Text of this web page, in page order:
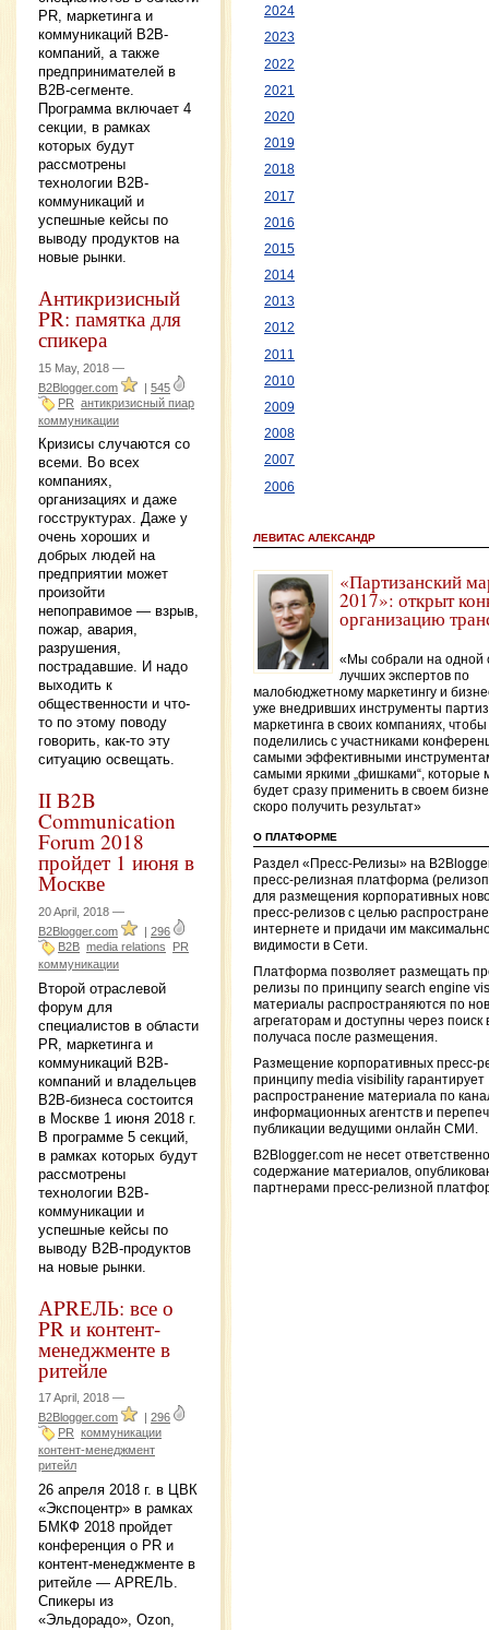
PR, маркетинга и
коммуникаций B2B-
компаний, а также
предпринимателей в
B2B-сегменте.
Программа включает 4
секции, в рамках
которых будут
рассмотрены
технологии B2B-
коммуникаций и
успешные кейсы по
выводу продуктов на
новые рынки.
Антикризисный
PR: памятка для
спикера
15 May, 2018 —
B2Blogger.com
| 545
PR антикризисный пиар
коммуникации
Кризисы случаются со
всеми. Во всех
компаниях,
организациях и даже
госструктурах. Даже у
очень хороших и
добрых людей на
предприятии может
произойти
непоправимое — взрыв,
пожар, авария,
разрушения,
пострадавшие. И надо
выходить к
общественности и что-
то по этому поводу
говорить, как-то эту
ситуацию освещать.
II B2B
Communication
Forum 2018
пройдет 1 июня в
Москве
20 April, 2018 —
B2Blogger.com
| 296
B2B media relations
PR
коммуникации
Второй отраслевой
форум для
специалистов в области
PR, маркетинга и
коммуникаций B2B-
компаний и владельцев
B2B-бизнеса состоится
в Москве 1 июня 2018 г.
В программе 5 секций,
в рамках которых будут
рассмотрены
технологии B2B-
коммуникации и
успешные кейсы по
выводу B2B-продуктов
на новые рынки.
АPRЕЛЬ: все о
PR и контент-
менеджменте в
ритейле
17 April, 2018 —
B2Blogger.com
296
PR коммуникации
контент-менеджмент
ритейл
26 апреля 2018 г. в ЦВК
«Экспоцентр» в рамках
БМКФ 2018 пройдет
конференция о PR и
контент-менеджменте в
ритейле — АPRЕЛЬ.
Спикеры из
«Эльдорадо», Ozon,
2024
2023
2022
2021
2020
2019
2018
2017
2016
2015
2014
2013
2012
2011
2010
2009
2008
2007
2006
ЛЕВИТАС АЛЕКСАНДР
«Партизанский
2017»: открыт
организацию
«Мы собрали на одной
лучших экспертов по
малобюджетному маркетингу и
уже внедривших инструменты
маркетинга в своих компаниях,
поделились с участниками
самыми эффективными
самыми яркими „фишками“, которые
будет сразу применить в своем
скоро получить результат»
О ПЛАТФОРМЕ
Раздел «Пресс-Релизы» на
пресс-релизная платформа
для размещения корпоративных
пресс-релизов с целью
интернете и придачи им
видимости в Сети.
Платформа позволяет размещать
релизы по принципу search engine
материалы распространяются по
агрегаторам и доступны через поиск
получаса после размещения.
Размещение корпоративных пресс-
принципу media visibility гарантирует
распространение материала по
информационных агентств и
публикации ведущими онлайн СМИ.
B2Blogger.com не несет
содержание материалов,
партнерами пресс-релизной